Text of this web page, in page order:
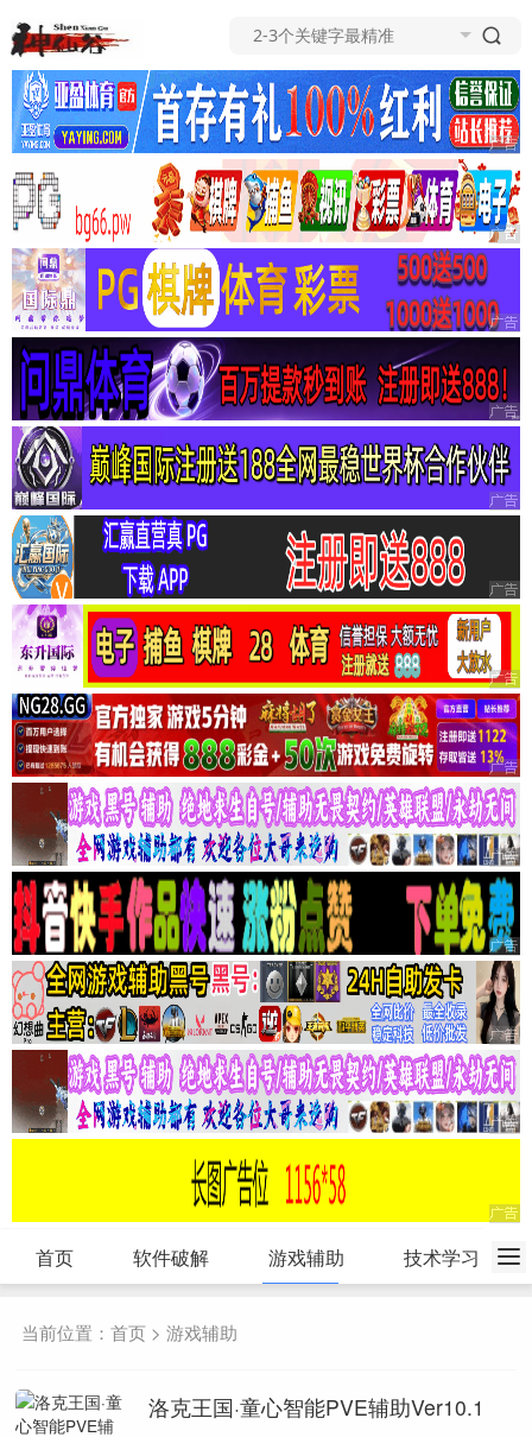
首页 软件破解 游戏辅助 技术学习
当前位置：首页 >游戏辅助
洛克王国·童心智能PVE辅助Ver10.1